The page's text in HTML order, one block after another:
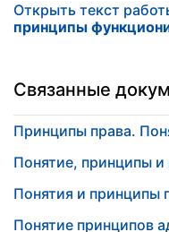
Открыть текст
принципы
Связанные
Принципы права.
Понятие, принципы
Понятия и принципы
Понятие принципов